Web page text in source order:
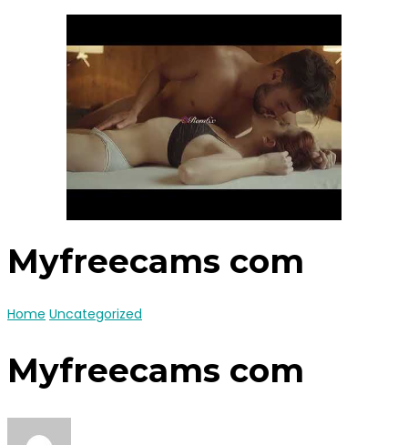
Myfreecams com
Home Uncategorized
Myfreecams com